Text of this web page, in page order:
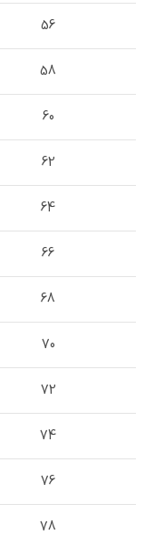
56
58
60
62
64
66
68
70
72
74
76
78